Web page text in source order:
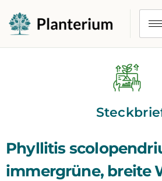
Phyllitis
immergrüne, breite